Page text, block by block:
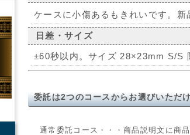
ケースに小傷あるもきれいです。新
日差・サイズ
±60秒以内。サイズ 28×23mm S/S
委託は2つのコースからお選びいただ
通常委託コース・・・商品説明文に商